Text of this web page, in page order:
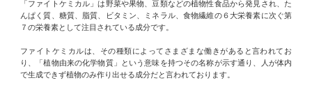
「ファイトケミカル」は野菜や果物、豆類などの植物性食品から発見され、た
んぱく質、糖質、脂質、ビタミン、ミネラル、食物繊維の６大栄養素に次ぐ第
７の栄養素として注目されている成分です。
ファイトケミカルは、その種類によってさまざまな働きがあると言われてお
り、「植物由来の化学物質」という意味を持つその名称が示す通り、人が体内
で生成できず植物のみ作り出せる成分だと言われております。